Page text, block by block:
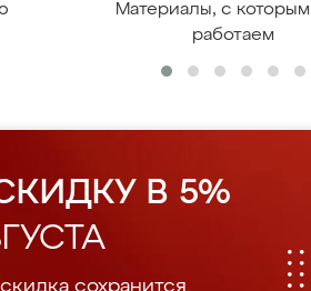
Материалы, с
работаем
В 5%
сохранится.